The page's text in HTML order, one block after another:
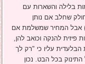
בלילה והשארות עם
שחלב אם נותן
אבל המחיר שמשלמת אם
להנקה וכואב להן,
הבלעדית עליו כי "רק לך
בכל הבט. נכון